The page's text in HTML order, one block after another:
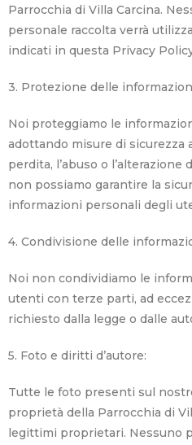
Parrocchia di Villa Carcina.
personale raccolta verrà
indicati in questa Privacy
3. Protezione delle
Noi proteggiamo le
adottando misure di sicurezza
perdita, l’abuso o
non possiamo garantire la
informazioni personali degli
4. Condivisione delle
Noi non condividiamo le
utenti con terze parti, ad
richiesto dalla legge o dalle
5. Foto e diritti d’autore:
Tutte le foto presenti sul
proprietà della Parrocchia di
legittimi proprietari. Nessuno